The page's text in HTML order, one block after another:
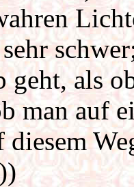
geht, als
man auf